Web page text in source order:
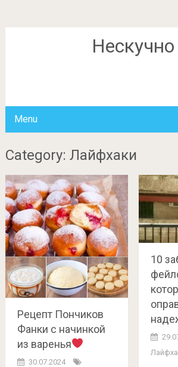
Нескучно
Menu
Category: Лайфхаки
Рецепт Пончиков
Фанки с начинкой
из варенья
30.07.2024
10